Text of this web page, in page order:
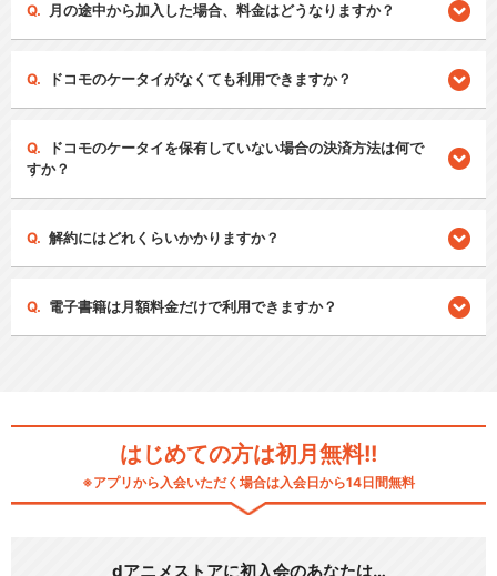
月の途中から加入した場合、料金はどうなりますか？
ドコモのケータイがなくても利用できますか？
ドコモのケータイを保有していない場合の決済方法は何で
すか？
解約にはどれくらいかかりますか？
電子書籍は月額料金だけで利用できますか？
はじめての方は初月無料!!
※アプリから入会いただく場合は入会日から14日間無料
dアニメストアに初入会のあなたは…